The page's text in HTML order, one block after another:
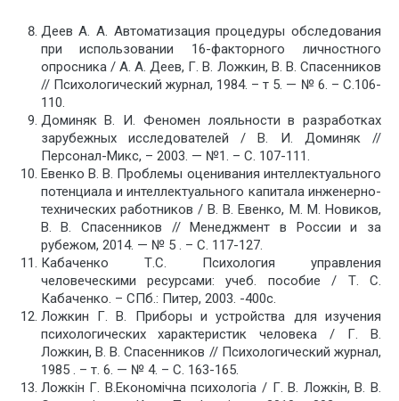
Деев А. А. Автоматизация процедуры обследования
при использовании 16-факторного личностного
опросника / А. А. Деев, Г. В. Ложкин, В. В. Спасенников
// Психологический журнал, 1984. – т 5. — № 6. – С.106-
110.
Доминяк В. И. Феномен лояльности в разработках
зарубежных исследователей / В. И. Доминяк //
Персонал-Микс, – 2003. — №1. – С. 107-111.
Евенко В. В. Проблемы оценивания интеллектуального
потенциала и интеллектуального капитала инженерно-
технических работников / В. В. Евенко, М. М. Новиков,
В. В. Спасенников // Менеджмент в России и за
рубежом, 2014. — № 5 . – С. 117-127.
Кабаченко Т.С. Психология управления
человеческими ресурсами: учеб. пособие / Т. С.
Кабаченко. – СПб.: Питер, 2003. -400с.
Ложкин Г. В. Приборы и устройства для изучения
психологических характеристик человека / Г. В.
Ложкин, В. В. Спасенников // Психологический журнал,
1985 . – т. 6. — № 4. – С. 163-165.
Ложкiн Г. В.Економiчна психологiа / Г. В. Ложкiн, В. В.